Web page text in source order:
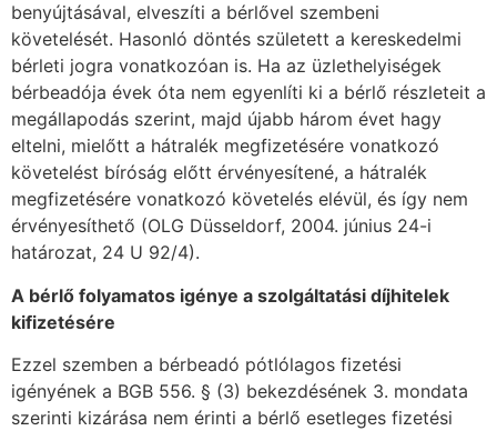
benyújtásával, elveszíti a bérlővel szembeni
követelését. Hasonló döntés született a kereskedelmi
bérleti jogra vonatkozóan is. Ha az üzlethelyiségek
bérbeadója évek óta nem egyenlíti ki a bérlő részleteit a
megállapodás szerint, majd újabb három évet hagy
eltelni, mielőtt a hátralék megfizetésére vonatkozó
követelést bíróság előtt érvényesítené, a hátralék
megfizetésére vonatkozó követelés elévül, és így nem
érvényesíthető (OLG Düsseldorf, 2004. június 24-i
határozat, 24 U 92/4).
A bérlő folyamatos igénye a szolgáltatási díjhitelek
kifizetésére
Ezzel szemben a bérbeadó pótlólagos fizetési
igényének a BGB 556. § (3) bekezdésének 3. mondata
szerinti kizárása nem érinti a bérlő esetleges fizetési